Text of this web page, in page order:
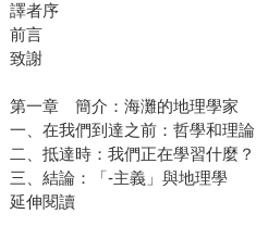
譯者序
前言
致謝
第一章 簡介：海灘的地理學家
一、在我們到達之前：哲學和理論
二、抵達時：我們正在學習什麼？
三、結論：「-主義」與地理學
延伸閱讀